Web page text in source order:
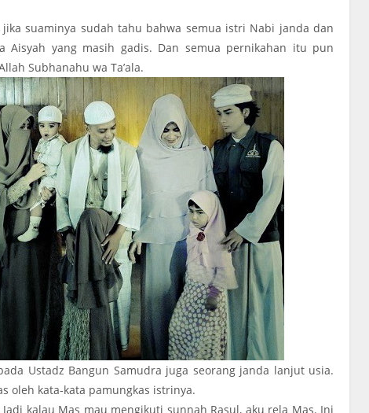
suaminya sudah tahu bahwa semua istri Nabi janda dan
Aisyah yang masih gadis. Dan semua pernikahan itu pun
Subhanahu wa Ta’ala.
Ustadz Bangun Samudra juga seorang janda lanjut usia.
oleh kata-kata pamungkas istrinya.
kalau Mas mau mengikuti sunnah Rasul, aku rela Mas. Ini